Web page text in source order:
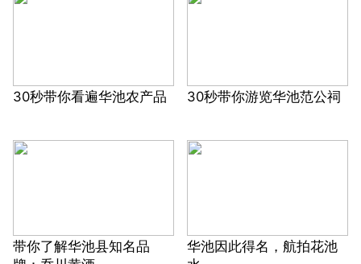
30秒带你看遍华池农产品 30秒带你游览华池范公祠
带你了解华池县知名品
华池因此得名，航拍花池